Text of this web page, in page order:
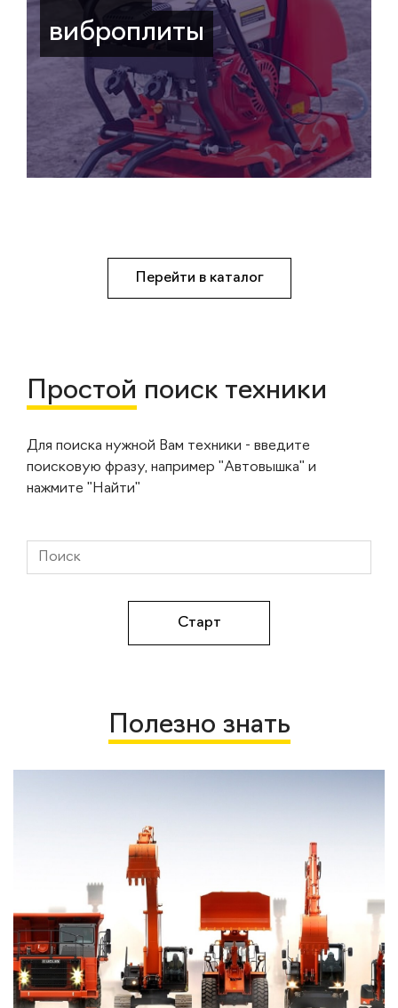
виброплиты
Перейти в каталог
Простой поиск техники
Для поиска нужной Вам техники - введите
поисковую фразу, например "Автовышка" и
нажмите "Найти"
Полезно знать